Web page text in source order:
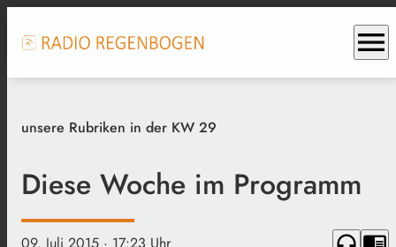
menu
unsere Rubriken in der KW 29
Diese Woche im Programm